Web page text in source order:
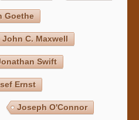
Goethe
John C. Maxwell
Swift
Ernst
Joseph O'Connor